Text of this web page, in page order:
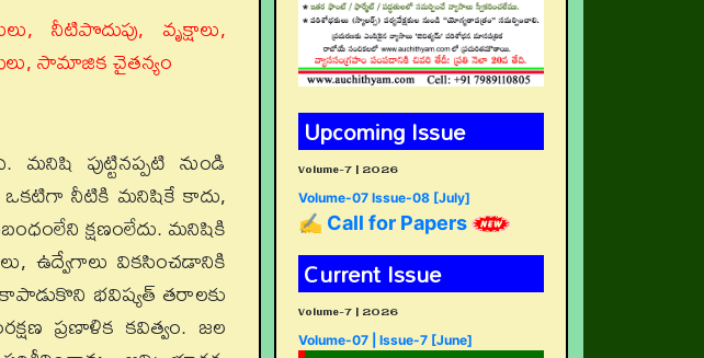
నీటిపొదుపు, వృక్షాలు,
సామాజిక చైతన్యం
పుట్టినప్పటి నుండి
నీటికి మనిషికే కాదు,
క్షణంలేదు. మనిషికి
ఉద్వేగాలు వికసించడానికి
భవిష్యత్ తరాలకు
ప్రణాళిక కవిత్వం. జల
Upcoming Issue
Volume-7 | 2026
Volume-07 Issue-08 [July]
✍ Call for Papers
Current Issue
Volume-7 | 2026
Volume-07 | Issue-7 [June]